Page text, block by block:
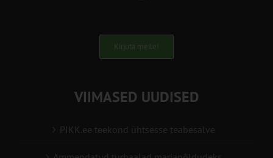
Kirjuta meile!
VIIMASED UUDISED
PIKK.ee teekond ühtsesse teabesalve